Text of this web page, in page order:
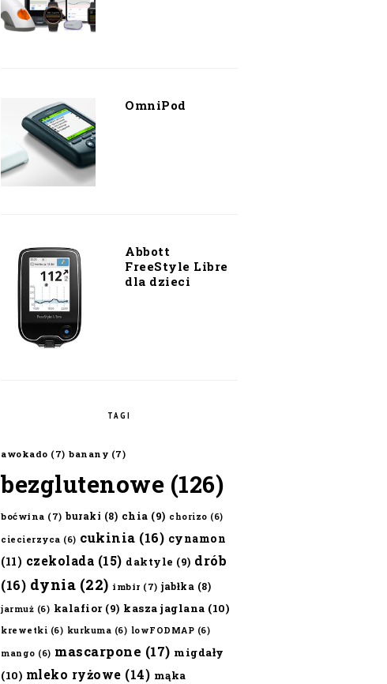
OmniPod
Abbott
FreeStyle Libre
dla dzieci
TAGI
awokado (7) banany (7)
bezglutenowe (126)
boćwina (7) buraki (8) chia (9) chorizo (6)
ciecierzyca (6) cukinia (16) cynamon
(11) czekolada (15) daktyle (9) drób
(16) dynia (22) imbir (7) jabłka (8)
jarmuż (6) kalafior(9) kasza jaglana (10)
krewetki (6) kurkuma (6) lowFODMAP (6)
mango (6) mascarpone (17) migdały
(10) mleko ryżowe (14) mąka